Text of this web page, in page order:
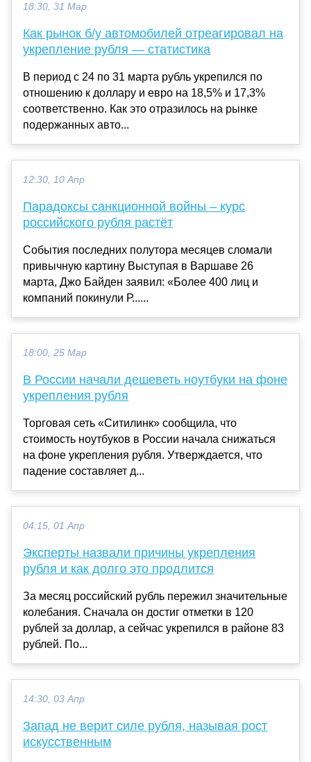
18:30, 31 Мар
Как рынок б/у автомобилей отреагировал на
укрепление рубля — статистика
В период с 24 по 31 марта рубль укрепился по
отношению к доллару и евро на 18,5% и 17,3%
соответственно. Как это отразилось на рынке
подержанных авто...
12:30, 10 Апр
Парадоксы санкционной войны – курс
российского рубля растёт
События последних полутора месяцев сломали
привычную картину Выступая в Варшаве 26
марта, Джо Байден заявил: «Более 400 лиц и
компаний покинули Р......
18:00, 25 Мар
В России начали дешеветь ноутбуки на фоне
укрепления рубля
Торговая сеть «Ситилинк» сообщила, что
стоимость ноутбуков в России начала снижаться
на фоне укрепления рубля. Утверждается, что
падение составляет д...
04:15, 01 Апр
Эксперты назвали причины укрепления
рубля и как долго это продлится
За месяц российский рубль пережил значительные
колебания. Сначала он достиг отметки в 120
рублей за доллар, а сейчас укрепился в районе 83
рублей. По...
14:30, 03 Апр
Запад не верит силе рубля, называя рост
искусственным